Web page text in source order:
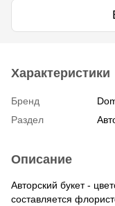
Характеристики
Бренд
Раздел
Описание
Авторский букет -
составляется